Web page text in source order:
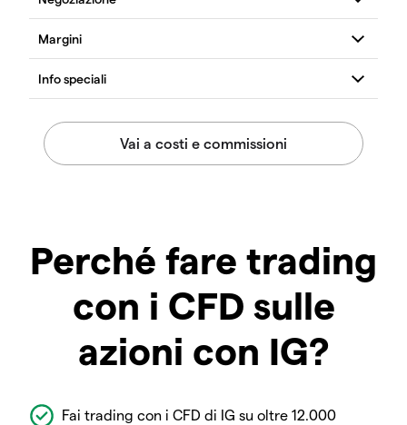
Perché fare trading
con i CFD sulle
azioni con IG?
Fai trading con i CFD di IG su oltre 12.000